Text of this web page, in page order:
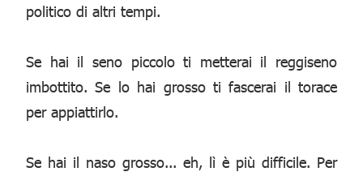
politico di altri tempi.
Se hai il seno piccolo ti metterai il reggiseno
imbottito. Se lo hai grosso ti fascerai il torace
per appiattirlo.
Se hai il naso grosso... eh, lì è più difficile. Per